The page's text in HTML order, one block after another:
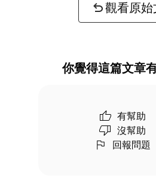
觀看原始
你覺得這篇文章
有幫助
沒幫助
回報問題